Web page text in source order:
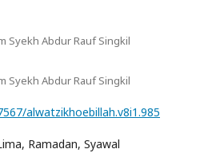
Syekh Abdur Rauf Singkil
Syekh Abdur Rauf Singkil
alwatzikhoebillah.v8i1.985
Ramadan, Syawal